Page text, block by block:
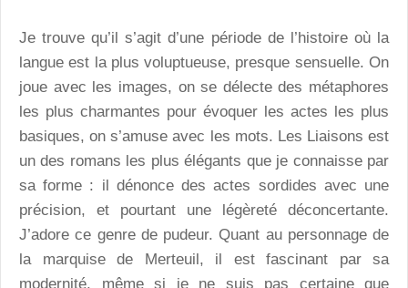
Je trouve qu’il s’agit d’une période de l’histoire où la
langue est la plus voluptueuse, presque sensuelle. On
joue avec les images, on se délecte des métaphores
les plus charmantes pour évoquer les actes les plus
basiques, on s’amuse avec les mots. Les Liaisons est
un des romans les plus élégants que je connaisse par
sa forme : il dénonce des actes sordides avec une
précision, et pourtant une légèreté déconcertante.
J’adore ce genre de pudeur. Quant au personnage de
la marquise de Merteuil, il est fascinant par sa
modernité, même si je ne suis pas certaine que